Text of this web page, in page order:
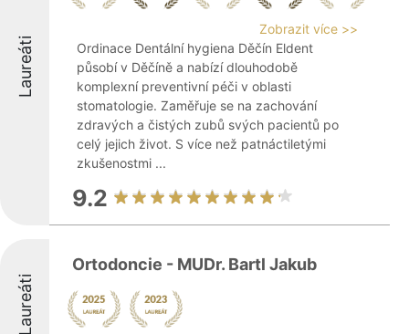
Laureáti
Zobrazit více >>
Ordinace Dentální hygiena Děčín Eldent
působí v Děčíně a nabízí dlouhodobě
komplexní preventivní péči v oblasti
stomatologie. Zaměřuje se na zachování
zdravých a čistých zubů svých pacientů po
celý jejich život. S více než patnáctiletými
zkušenostmi ...
9.2
Laureáti
Ortodoncie - MUDr. Bartl Jakub